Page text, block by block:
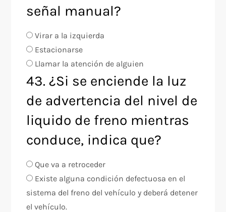
señal manual?
Virar a la izquierda
Estacionarse
Llamar la atención de alguien
43. ¿Si se enciende la luz
de advertencia del nivel de
liquido de freno mientras
conduce, indica que?
Que va a retroceder
Existe alguna condición defectuosa en el
sistema del freno del vehículo y deberá detener
el vehículo.